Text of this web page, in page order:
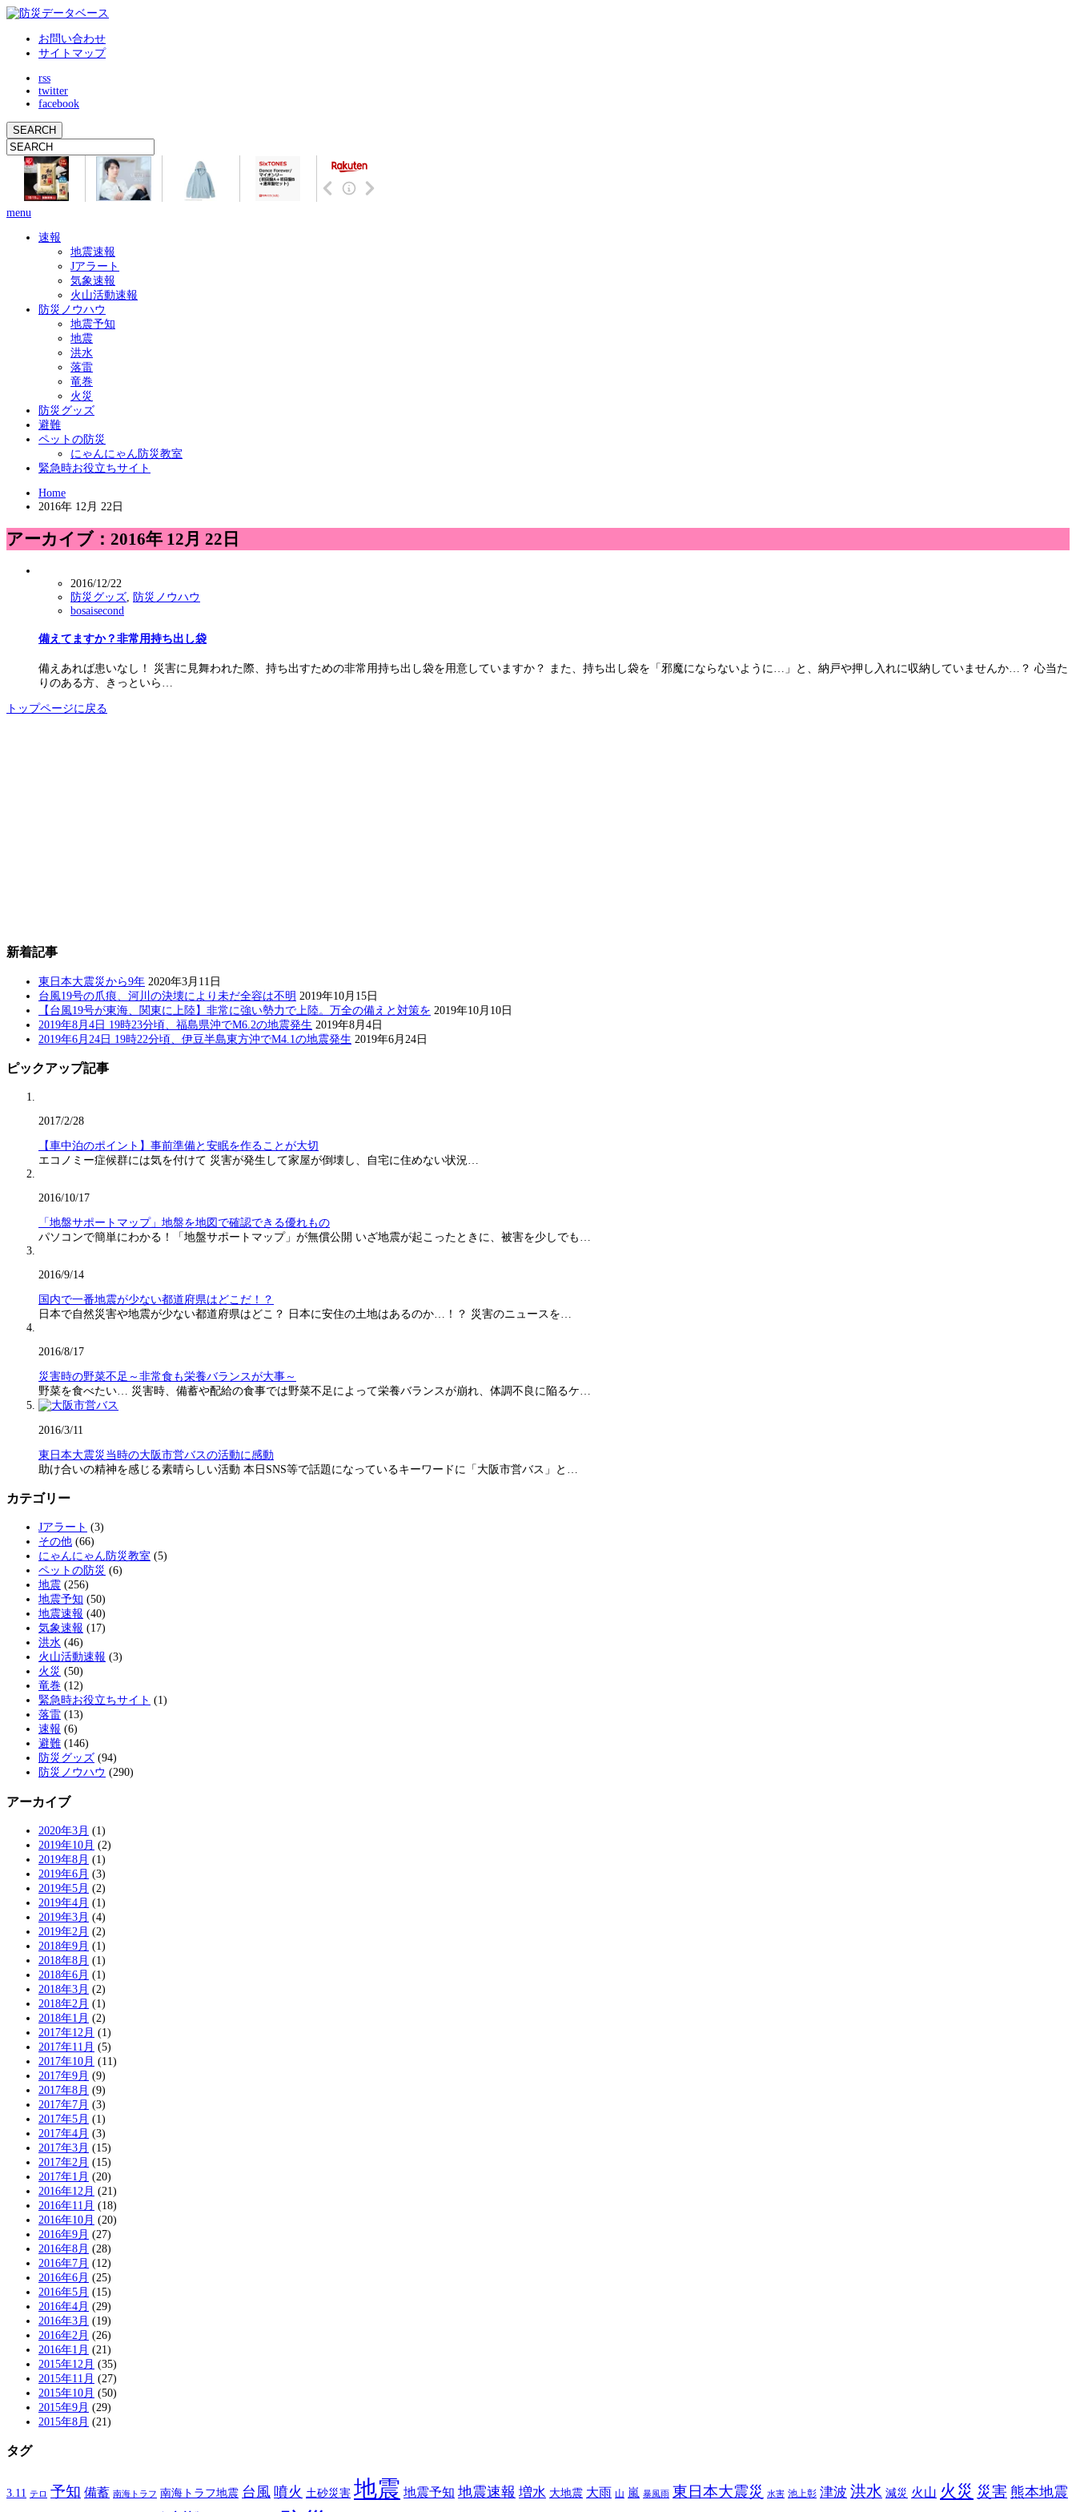
お問い合わせ
サイトマップ
rss
twitter
facebook
menu
速報
地震速報
Jアラート
気象速報
火山活動速報
防災ノウハウ
地震予知
地震
洪水
落雷
竜巻
火災
防災グッズ
避難
ペットの防災
にゃんにゃん防災教室
緊急時お役立ちサイト
Home
2016年 12月 22日
アーカイブ：2016年 12月 22日
2016/12/22
防災グッズ
防災ノウハウ
bosaisecond
備えてますか？非常用持ち出し袋
備えあれば患いなし！ 災害に見舞われた際、持ち出すための非常用持ち出し袋を用意していますか？ また、持ち出し袋を「邪魔にならないように…」と、納戸や押し入れに収納していませんか…？ 心当た
りのある方、きっといら…
トップページに戻る
新着記事
東日本大震災から9年 2020年3月11日
台風19号の爪痕、河川の決壊により未だ全容は不明 2019年10月15日
【台風19号が東海、関東に上陸】非常に強い勢力で上陸。万全の備えと対策を 2019年10月10日
2019年8月4日 19時23分頃、福島県沖でM6.2の地震発生 2019年8月4日
2019年6月24日 19時22分頃、伊豆半島東方沖でM4.1の地震発生 2019年6月24日
ピックアップ記事
2017/2/28
【車中泊のポイント】事前準備と安眠を作ることが大切
エコノミー症候群には気を付けて 災害が発生して家屋が倒壊し、自宅に住めない状況…
2016/10/17
「地盤サポートマップ」地盤を地図で確認できる優れもの
パソコンで簡単にわかる！「地盤サポートマップ」が無償公開 いざ地震が起こったときに、被害を少しでも…
2016/9/14
国内で一番地震が少ない都道府県はどこだ！？
日本で自然災害や地震が少ない都道府県はどこ？ 日本に安住の土地はあるのか…！？ 災害のニュースを…
2016/8/17
災害時の野菜不足～非常食も栄養バランスが大事～
野菜を食べたい… 災害時、備蓄や配給の食事では野菜不足によって栄養バランスが崩れ、体調不良に陥るケ…
2016/3/11
東日本大震災当時の大阪市営バスの活動に感動
助け合いの精神を感じる素晴らしい活動 本日SNS等で話題になっているキーワードに「大阪市営バス」と…
カテゴリー
Jアラート (3)
その他 (66)
にゃんにゃん防災教室 (5)
ペットの防災 (6)
地震 (256)
地震予知 (50)
地震速報 (40)
気象速報 (17)
洪水 (46)
火山活動速報 (3)
火災 (50)
竜巻 (12)
緊急時お役立ちサイト (1)
落雷 (13)
速報 (6)
避難 (146)
防災グッズ (94)
防災ノウハウ (290)
アーカイブ
2020年3月 (1)
2019年10月 (2)
2019年8月 (1)
2019年6月 (3)
2019年5月 (2)
2019年4月 (1)
2019年3月 (4)
2019年2月 (2)
2018年9月 (1)
2018年8月 (1)
2018年6月 (1)
2018年3月 (2)
2018年2月 (1)
2018年1月 (2)
2017年12月 (1)
2017年11月 (5)
2017年10月 (11)
2017年9月 (9)
2017年8月 (9)
2017年7月 (3)
2017年5月 (1)
2017年4月 (3)
2017年3月 (15)
2017年2月 (15)
2017年1月 (20)
2016年12月 (21)
2016年11月 (18)
2016年10月 (20)
2016年9月 (27)
2016年8月 (28)
2016年7月 (12)
2016年6月 (25)
2016年5月 (15)
2016年4月 (29)
2016年3月 (19)
2016年2月 (26)
2016年1月 (21)
2015年12月 (35)
2015年11月 (27)
2015年10月 (50)
2015年9月 (29)
2015年8月 (21)
タグ
3.11 テロ 予知 備蓄 南海トラフ 南海トラフ地震 台風 噴火 土砂災害 地震 地震予知 地震速報 増水 大地震 大雨 山 嵐 暴風雨 東日本大震災 水害 池上彰 津波 洪水 減災 火山 火災 災害 熊本地震